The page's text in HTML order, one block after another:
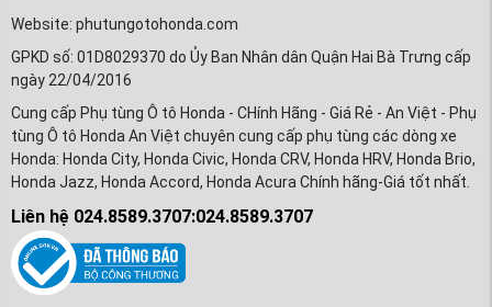
Website: phutungotohonda.com
GPKD số: 01D8029370 do Ủy Ban Nhân dân Quận Hai Bà Trưng cấp
ngày 22/04/2016
Cung cấp Phụ tùng Ô tô Honda - CHính Hãng - Giá Rẻ - An Việt - Phụ
tùng Ô tô Honda An Việt chuyên cung cấp phụ tùng các dòng xe
Honda: Honda City, Honda Civic, Honda CRV, Honda HRV, Honda Brio,
Honda Jazz, Honda Accord, Honda Acura Chính hãng-Giá tốt nhất.
Liên hệ 024.8589.3707:024.8589.3707